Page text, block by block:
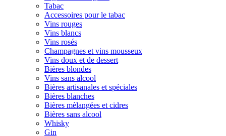
Tabac
Accessoires pour le tabac
Vins rouges
Vins blancs
Vins rosés
Champagnes et vins mousseux
Vins doux et de dessert
Bières blondes
Vins sans alcool
Bières artisanales et spéciales
Bières blanches
Bières mèlangées et cidres
Bières sans alcool
Whisky
Gin